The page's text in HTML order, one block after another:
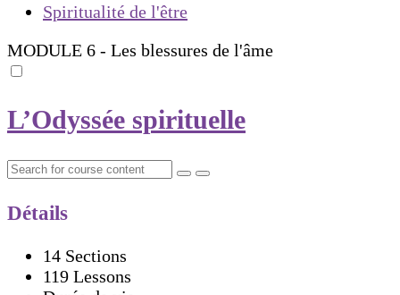
Spiritualité de l'être
MODULE 6 - Les blessures de l'âme
L’Odyssée spirituelle
Détails
14 Sections
119 Lessons